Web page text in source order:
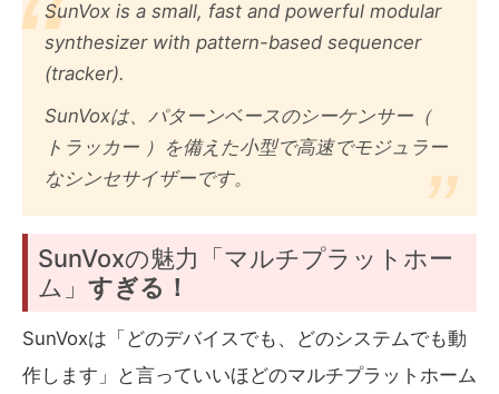
SunVox is a small, fast and powerful modular
synthesizer with pattern-based sequencer
(tracker).
SunVoxは、パターンベースのシーケンサー（
トラッカー ）を備えた小型で高速でモジュラー
なシンセサイザーです。
SunVoxの魅力「マルチプラットホー
ム」 すぎる！
SunVoxは「どのデバイスでも、どのシステムでも動
作します」と言っていいほどのマルチプラットホーム